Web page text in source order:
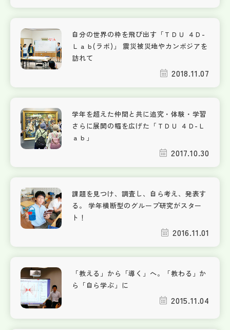
自分の世界の枠を飛び出す「ＴＤＵ ４Ｄ-
Ｌａｂ(ラボ)」 震災被災地やカンボジアを
訪れて
2018.11.07
学年を超えた仲間と共に追究・体験・学習
さらに展開の幅を広げた「ＴＤＵ ４Ｄ-Ｌ
ａｂ」
2017.10.30
課題を見つけ、調査し、自ら考え、発表す
る。 学年横断型のグループ研究がスター
ト！
2016.11.01
「教える」から「導く」へ。「教わる」か
ら「自ら学ぶ」に
2015.11.04